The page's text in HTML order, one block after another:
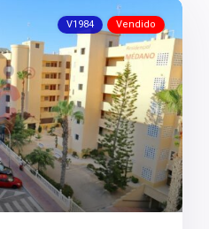
V1984 Vendido